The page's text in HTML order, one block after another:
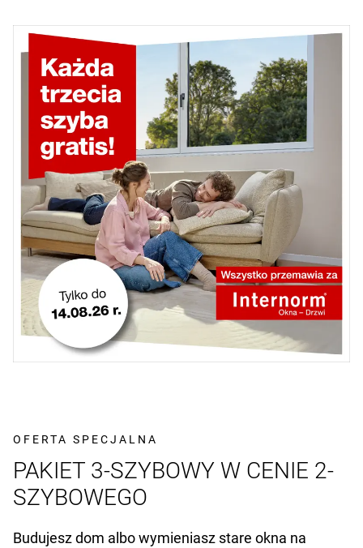
OFERTA SPECJALNA
PAKIET 3-SZYBOWY W CENIE 2-
SZYBOWEGO
Budujesz dom albo wymieniasz stare okna na